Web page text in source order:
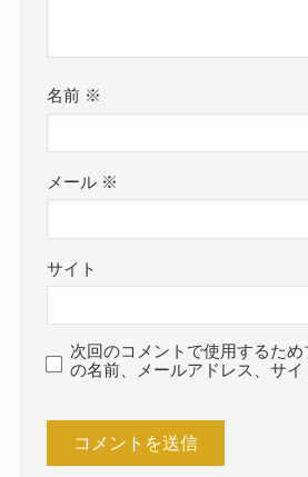
名前 ※
メール ※
サイト
次回のコメントで使用するた
の名前、メールアドレス、サイ